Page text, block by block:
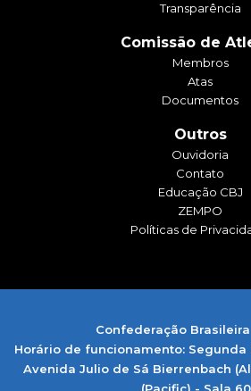
Transparência
Comissão de
Membros
Atas
Documentos
Outros
Ouvidoria
Contato
Educação CBJ
ZEMPO
Políticas de
Confederação
Horário de funcionamento: Segunda
Avenida Julio de Sá Bierrenbach